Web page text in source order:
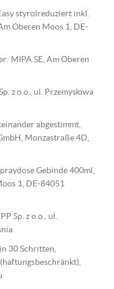
styrolreduziert inkl.
Oberen Moos 1, DE-
MIPA SE, Am Oberen
z o.o., ul. Przemysłowa
abgestimmt,
Monzastraße 4D,
Gebinde 400ml,
1, DE-84051
Sp. z o.o., ul.
30 Schritten,